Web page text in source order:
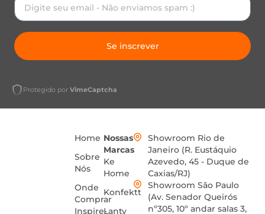
Se inscrever
Protegido por VimeCaptcha
Home
Sobre
Nós
Onde
Comprar
Inspire-
Nossas
Marcas
Ke
Home
Konfektt
Lanty
Showroom Rio de
Janeiro (R. Eustáquio
Azevedo, 45 - Duque de
Caxias/RJ)
Showroom São Paulo
(Av. Senador Queirós
nº305, 10º andar salas 3,